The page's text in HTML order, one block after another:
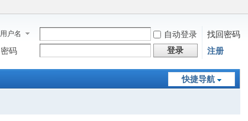
用户名 自动登录
找回密码
密码
登录 注册
快捷导航